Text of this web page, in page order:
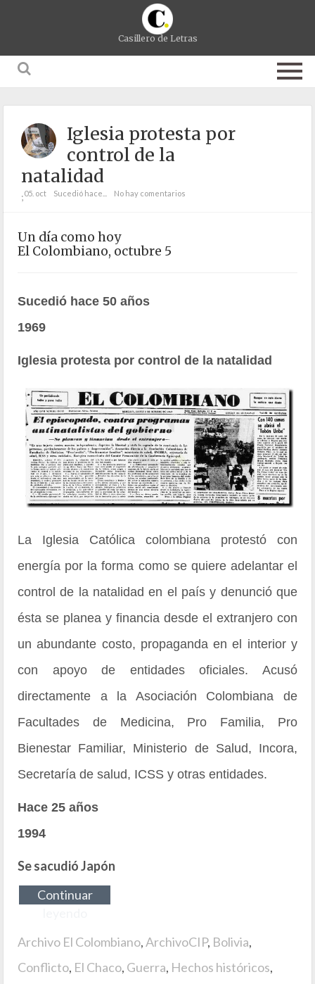
Casillero de Letras
Iglesia protesta por
control de la
natalidad
;05. oct Sucedió hace... No hay comentarios
Un día como hoy
El Colombiano, octubre 5
Sucedió hace 50 años
1969
Iglesia protesta por control de la natalidad
La Iglesia Católica colombiana protestó con
energía por la forma como se quiere adelantar el
control de la natalidad en el país y denunció que
ésta se planea y financia desde el extranjero con
un abundante costo, propaganda en el interior y
con apoyo de entidades oficiales. Acusó
directamente a la Asociación Colombiana de
Facultades de Medicina, Pro Familia, Pro
Bienestar Familiar, Ministerio de Salud, Incora,
Secretaría de salud, ICSS y otras entidades.
Hace 25 años
1994
Se sacudió Japón
Continuar
Archivo El Colombiano,ArchivoCIP, Bolivia,
Conflicto, El Chaco, Guerra, Hechos históricos,